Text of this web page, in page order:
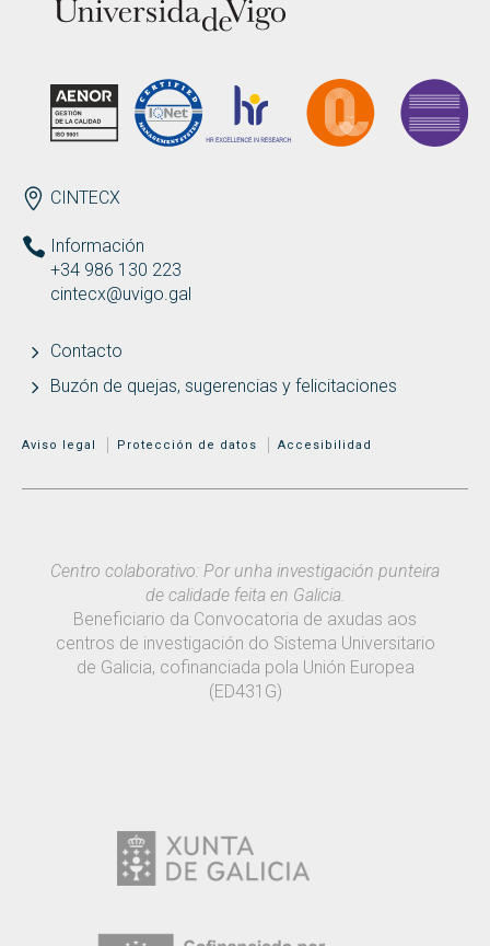
ENDEREZO ES
CINTECX
Información
+34 986 130 223
cintecx@uvigo.gal
Contacto
Buzón de quejas, sugerencias y felicitaciones
MENÚ ADICIONAL
Aviso legal Protección de datos Accesibilidad
Centro colaborativo: Por unha investigación punteira
de calidade feita en Galicia.
Beneficiario da Convocatoria de axudas aos
centros de investigación do Sistema Universitario
de Galicia, cofinanciada pola Unión Europea
(ED431G)